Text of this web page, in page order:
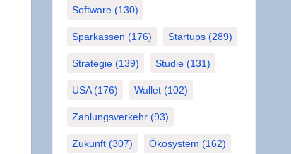
Software(130)
Sparkassen (176) Startups(289)
Strategie(139) Studie(131)
USA(176) Wallet(102)
Zahlungsverkehr(93)
Zukunft(307) Ökosystem (162)